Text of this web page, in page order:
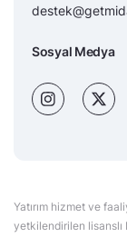
Sosyal Medya
Yatırım hizmet ve
yetkilendirilen lisanslı